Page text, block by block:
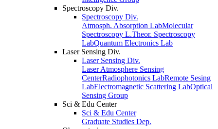
Spectroscopy Div.
Spectroscopy Div.
Atmosph. Absorption LabMolecular
Spectroscopy L.Theor. Spectroscopy
LabQuantum Electronics Lab
Laser Sensing Div.
Laser Sensing Div.
Laser Atmosphere Sensing
CenterRadiophotonics LabRemote Sesing
LabElectromagnetic Scattering LabOptical
Sensing Group
Sci & Edu Center
Sci & Edu Center
Graduate Studies Dep.